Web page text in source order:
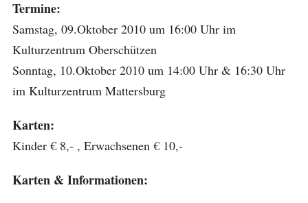
Termine:
Samstag, 09.Oktober 2010 um 16:00 Uhr im
Kulturzentrum Oberschützen
Sonntag, 10.Oktober 2010 um 14:00 Uhr & 16:30 Uhr
im Kulturzentrum Mattersburg
Karten:
Kinder € 8,- , Erwachsenen € 10,-
Karten & Informationen: